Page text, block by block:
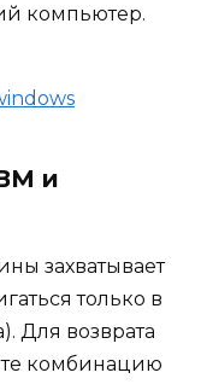
компьютер.
и
захватывает
только в
Для возврата
комбинацию